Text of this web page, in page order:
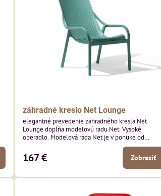
záhradné kreslo Net Lounge
elegantné prevedenie záhradného kresla Net
Lounge dopĺňa modelovú radu Net. Vysoké
operadlo. Modelová rada Net je v ponuke od
167 € Zobraziť